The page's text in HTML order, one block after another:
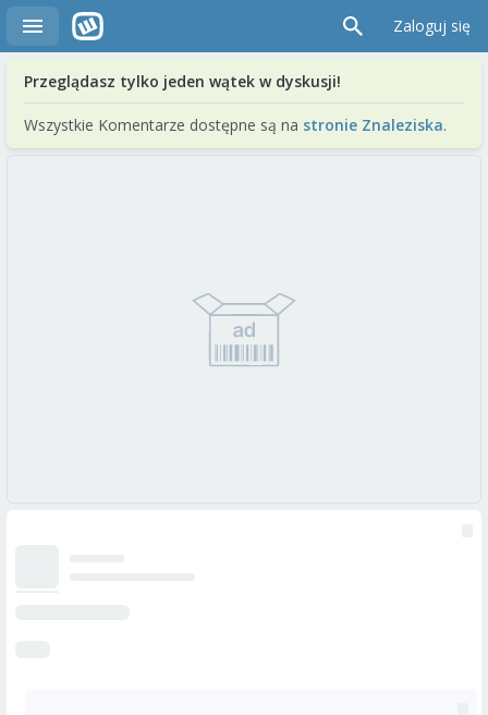
Zaloguj się
Przeglądasz tylko jeden wątek w dyskusji!
Wszystkie Komentarze dostępne są na stronie Znaleziska.